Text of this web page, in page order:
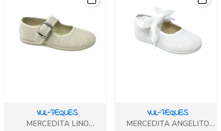
VUL-PEQUES
MERCEDITA LINO
VUL-PEQUES
MERCEDITA ANGELITO